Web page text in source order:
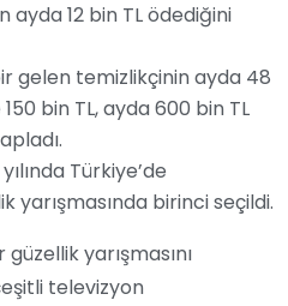
ayda 12 bin TL ödediğini
gelen temizlikçinin ayda 48
bin TL, ayda 600 bin TL
Türkiye’de
yarışmasında birinci seçildi.
yarışmasını
televizyon